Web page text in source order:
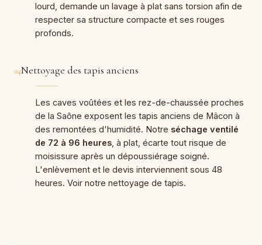
lourd, demande un lavage à plat sans torsion afin de
respecter sa structure compacte et ses rouges
profonds.
04Nettoyage des tapis anciens
Les caves voûtées et les rez-de-chaussée proches
de la Saône exposent les tapis anciens de Mâcon à
des remontées d'humidité. Notre séchage ventilé
de 72 à 96 heures , à plat, écarte tout risque de
moisissure après un dépoussiérage soigné.
L'enlèvement et le devis interviennent sous 48
heures. Voir notre nettoyage de tapis.